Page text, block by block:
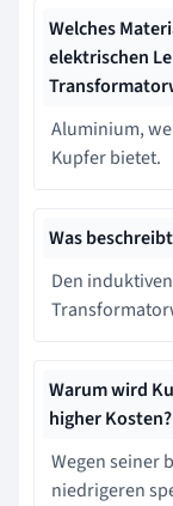
Welches
elektrischen
Aluminium,
Kupfer bietet.
Was
Den
Warum wird
higher Kosten?
Wegen seiner
niedrigeren